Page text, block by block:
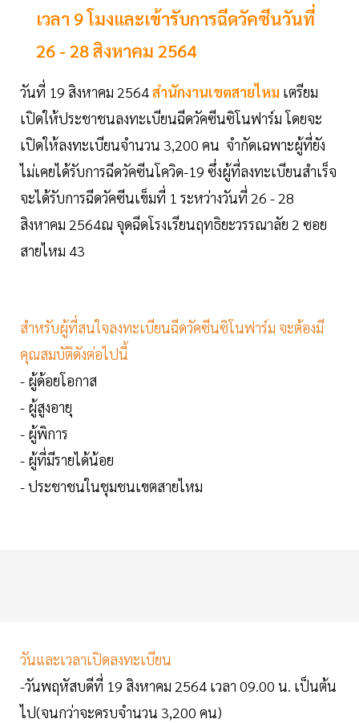
เวลา 9 โมงและเข้ารับการฉีดวัคซีนวันที่
26 - 28 สิงหาคม 2564
วันที่ 19 สิงหาคม 2564สำนักงานเขตสายไหม เตรียม
เปิดให้ประชาชนลงทะเบียนฉีดวัคซีนซิโนฟาร์ม โดยจะ
เปิดให้ลงทะเบียนจำนวน 3,200 คน จำกัดเฉพาะผู้ที่ยัง
ไม่เคยได้รับการฉีดวัคซีนโควิด-19 ซึ่งผู้ที่ลงทะเบียนสำเร็จ
จะได้รับการฉีดวัคซีนเข็มที่ 1 ระหว่างวันที่ 26 - 28
สิงหาคม 2564ณ จุดฉีดโรงเรียนฤทธิยะวรรณาลัย 2 ซอย
สายไหม 43
สำหรับผู้ที่สนใจลงทะเบียนฉีดวัคซีนซิโนฟาร์ม จะต้องมี
คุณสมบัติดังต่อไปนี้
- ผู้ด้อยโอกาส
- ผู้สูงอายุ
- ผู้พิการ
- ผู้ที่มีรายได้น้อย
- ประชาชนในชุมชนเขตสายไหม
วันและเวลาเปิดลงทะเบียน
-วันพฤหัสบดีที่ 19 สิงหาคม 2564 เวลา 09.00 น. เป็นต้น
ไป(จนกว่าจะครบจำนวน 3,200 คน)